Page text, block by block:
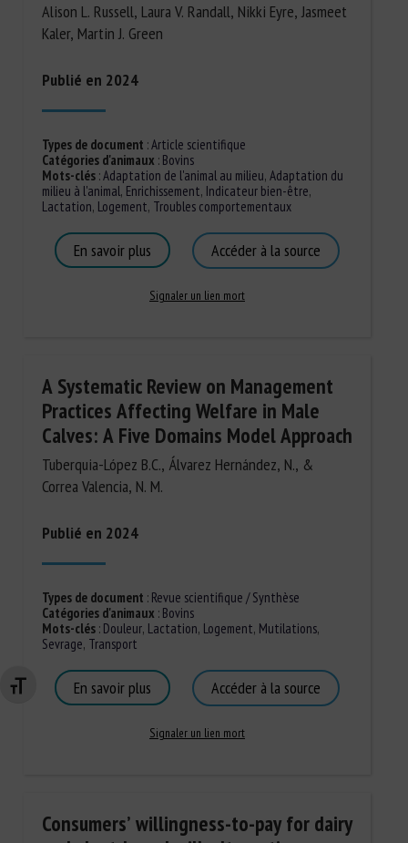
Changer la taille de la police
Alison L. Russell, Laura V. Randall, Nikki Eyre, Jasmeet
Kaler, Martin J. Green
Publié en 2024
Types de document :Article scientifique
Catégories d'animaux : Bovins
Mots-clés:Adaptation de l'animal au milieu, Adaptation du
milieu à l'animal, Enrichissement, Indicateur bien-être,
Lactation, Logement, Troubles comportementaux
En savoir plus Accéder à la source
Signaler un lien mort
A Systematic Review on Management
Practices Affecting Welfare in Male
Calves: A Five Domains Model Approach
Tuberquia-López B.C., Álvarez Hernández, N., &
Correa Valencia, N. M.
Publié en 2024
Types de document : Revue scientifique / Synthèse
Catégories d'animaux : Bovins
Mots-clés: Douleur, Lactation, Logement, Mutilations,
Sevrage, Transport
En savoir plus Accéder à la source
Signaler un lien mort
Consumers’ willingness-to-pay for dairy